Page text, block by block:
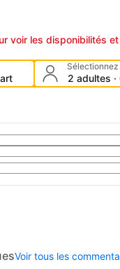
voir les disponibilités
2 adultes ·
Voir tous les